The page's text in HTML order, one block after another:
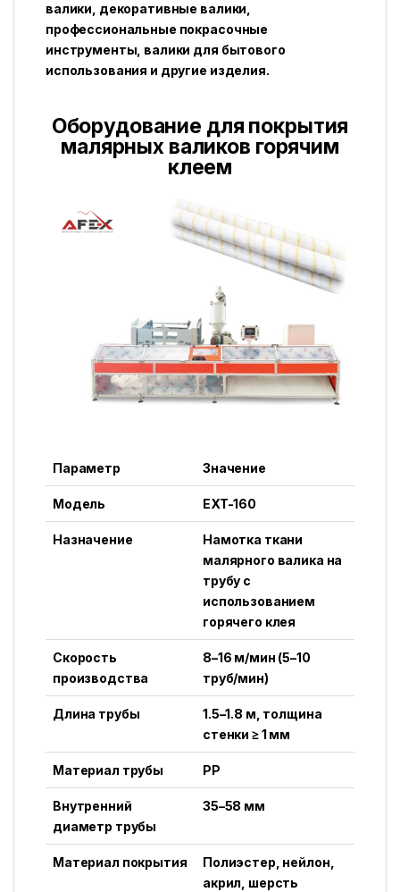
валики, декоративные валики,
профессиональные покрасочные
инструменты, валики для бытового
использования и другие изделия.
Оборудование для покрытия
малярных валиков горячим
клеем
Параметр Значение
Модель EXT-160
Назначение
Намотка ткани
малярного валика на
трубу с
использованием
горячего клея
Скорость
производства
8–16 м/мин (5–10
труб/мин)
Длина трубы
1.5–1.8 м, толщина
стенки ≥ 1 мм
Материал трубы PP
Внутренний
диаметр трубы
35–58 мм
Материал покрытия
Полиэстер, нейлон,
акрил, шерсть